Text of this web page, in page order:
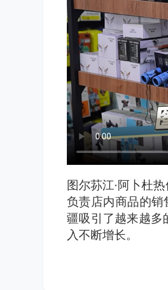
图尔荪江·阿卜杜
负责店内商品的
疆吸引了越来越多
入不断增长。